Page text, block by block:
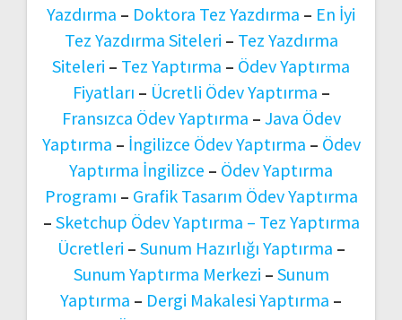
Yazdırma – Doktora Tez Yazdırma – En İyi
Tez Yazdırma Siteleri – Tez Yazdırma
Siteleri – Tez Yaptırma – Ödev Yaptırma
Fiyatları – Ücretli Ödev Yaptırma –
Fransızca Ödev Yaptırma – Java Ödev
Yaptırma – İngilizce Ödev Yaptırma – Ödev
Yaptırma İngilizce – Ödev Yaptırma
Programı – Grafik Tasarım Ödev Yaptırma
– Sketchup Ödev Yaptırma – Tez Yaptırma
Ücretleri – Sunum Hazırlığı Yaptırma –
Sunum Yaptırma Merkezi – Sunum
Yaptırma – Dergi Makalesi Yaptırma –